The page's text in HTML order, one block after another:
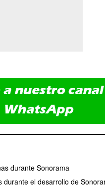
durante Sonorama
el desarrollo de